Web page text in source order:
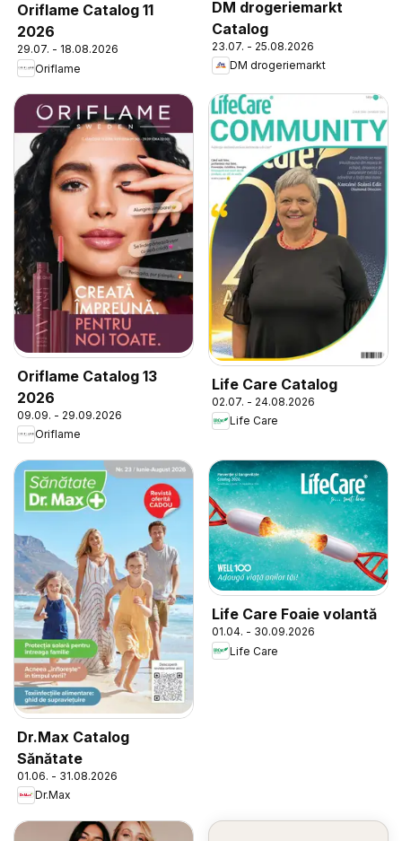
Oriflame Catalog 11
2026
29.07. - 18.08.2026
Oriflame
DM drogeriemarkt
Catalog
23.07. - 25.08.2026
DM drogeriemarkt
Oriflame Catalog 13
2026
09.09. - 29.09.2026
Oriflame
Life Care Catalog
02.07. - 24.08.2026
Life Care
Dr.Max Catalog
Sănătate
01.06. - 31.08.2026
Dr.Max
Life Care Foaie volantă
01.04. - 30.09.2026
Life Care